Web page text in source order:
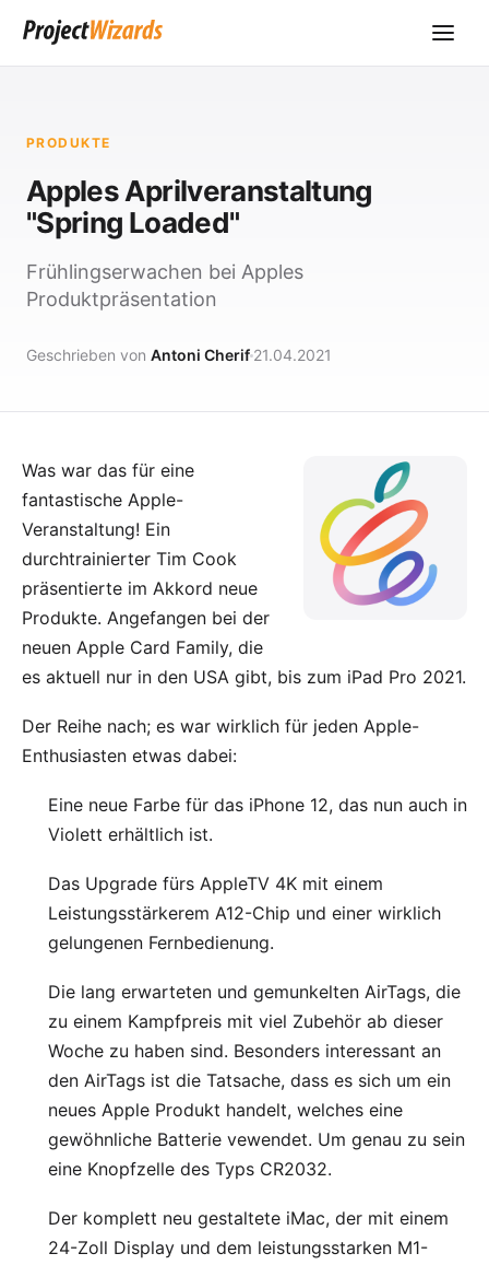
PRODUKTE
Apples Aprilveranstaltung
"Spring Loaded"
Frühlingserwachen bei Apples
Produktpräsentation
Geschrieben von Antoni Cherif 21.04.2021
Was war das für eine
fantastische Apple-
Veranstaltung! Ein
durchtrainierter Tim Cook
präsentierte im Akkord neue
Produkte. Angefangen bei der
neuen Apple Card Family, die
es aktuell nur in den USA gibt, bis zum iPad Pro 2021.
Der Reihe nach; es war wirklich für jeden Apple-
Enthusiasten etwas dabei:
Eine neue Farbe für das iPhone 12, das nun auch in
Violett erhältlich ist.
Das Upgrade fürs AppleTV 4K mit einem
Leistungsstärkerem A12-Chip und einer wirklich
gelungenen Fernbedienung.
Die lang erwarteten und gemunkelten AirTags, die
zu einem Kampfpreis mit viel Zubehör ab dieser
Woche zu haben sind. Besonders interessant an
den AirTags ist die Tatsache, dass es sich um ein
neues Apple Produkt handelt, welches eine
gewöhnliche Batterie vewendet. Um genau zu sein
eine Knopfzelle des Typs CR2032.
Der komplett neu gestaltete iMac, der mit einem
24-Zoll Display und dem leistungsstarken M1-